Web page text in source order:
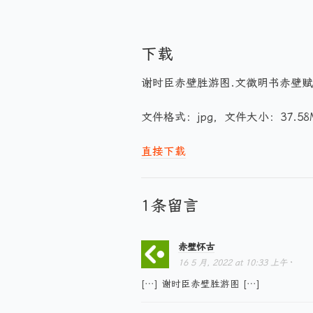
下载
谢时臣赤壁胜游图.文徵明书赤壁赋
文件格式：jpg，文件大小：
直接下载
1条留言
赤壁怀古
16 5 月, 2022at 10:33 上午·
[…] 谢时臣赤壁胜游图 […]